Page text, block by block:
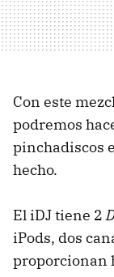
Con este
podremos
pinchadiscos
hecho.
El iDJ tiene 2
iPods, dos
proporcionan